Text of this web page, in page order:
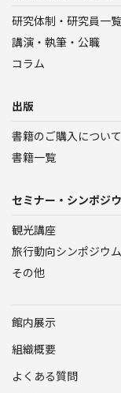
研究体制・研究員一覧
講演・執筆・公職
コラム
出版
書籍のご購入について
書籍一覧
セミナー・シンポジ
観光講座
旅行動向シンポジウム
その他
館内展示
組織概要
よくある質問